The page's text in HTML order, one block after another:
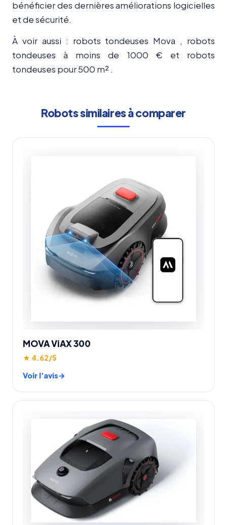
bénéficier des dernières améliorations logicielles
et de sécurité.
À voir aussi : robots tondeuses Mova , robots
tondeuses à moins de 1000 € et robots
tondeuses pour 500 m² .
Robots similaires à comparer
MOVA ViAX 300
★ 4.62/5
Voir l'avis